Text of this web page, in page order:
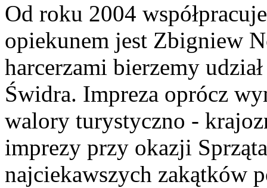
Od roku 2004
opiekunem jest Zbigniew
harcerzami bierzemy
Świdra. Impreza oprócz
walory turystyczno -
imprezy przy okazji
najciekawszych zakątków